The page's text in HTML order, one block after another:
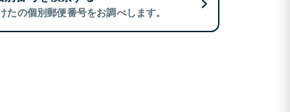
たの個別郵便番号をお調べします。